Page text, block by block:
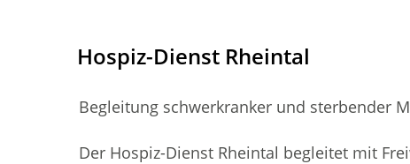
Hospiz-Dienst Rheintal
Begleitung schwerkranker und sterbender
Der Hospiz-Dienst Rheintal begleitet mit